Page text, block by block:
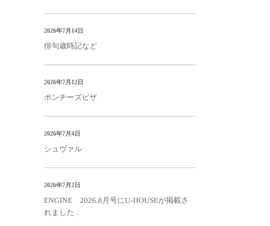
俳句歳時記など
2026年7月14日
ポンチーズピザ
2026年7月12日
シュヴァル
2026年7月4日
ENGINE 2026.8月号にU-HOUSEが掲載さ
れました．
2026年7月2日